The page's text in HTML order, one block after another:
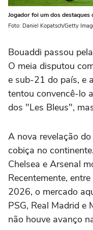
Jogador foi um dos destaques
Foto: Daniel Kopatsch/Getty
Bouaddi passou
O meia disputou
e sub-21 do país, e
tentou convencê-lo
dos "Les Bleus",
A nova revelação
cobiça no
Chelsea e Arsenal
Recentemente,
2026, o mercado
PSG, Real Madrid e
não houve avanço